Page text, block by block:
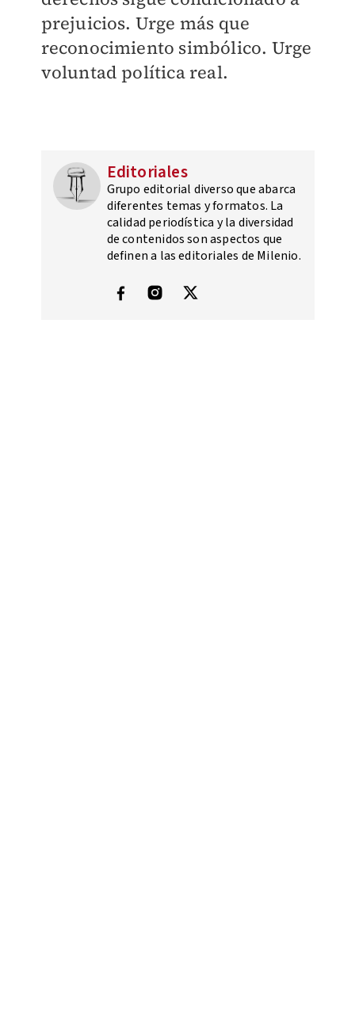
prejuicios. Urge más que
reconocimiento simbólico. Urge
voluntad política real.
Editoriales
Grupo editorial diverso que abarca
diferentes temas y formatos. La
calidad periodística y la diversidad
de contenidos son aspectos que
definen a las editoriales de Milenio.